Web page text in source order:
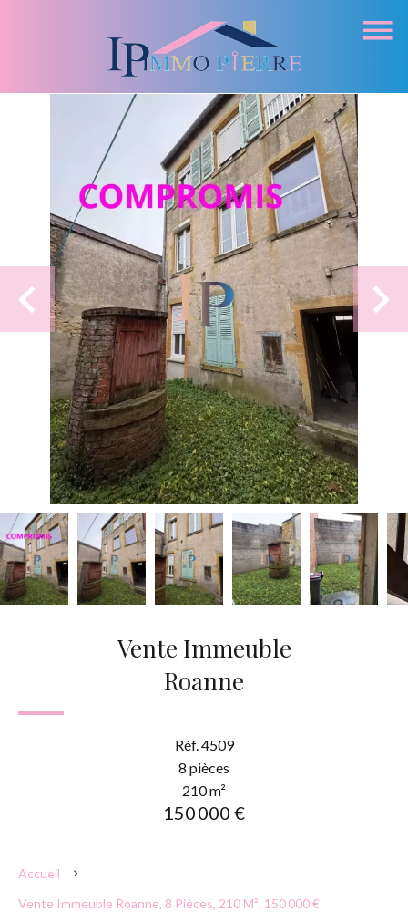
Vente Immeuble
Roanne
Réf. 4509
8 pièces
210 m²
150 000 €
Accueil
Vente Immeuble Roanne, 8 Pièces, 210 M², 150 000 €